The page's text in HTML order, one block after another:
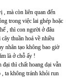
, mà còn liên quan đến
trong việc lai ghép hoặc
, thì con người ở đâu
thuần hoá về nhiều
nhân tạo không bao giờ
là ở chỗ ấy !
thì chất hoang dại vẫn
, ta không tránh khỏi run